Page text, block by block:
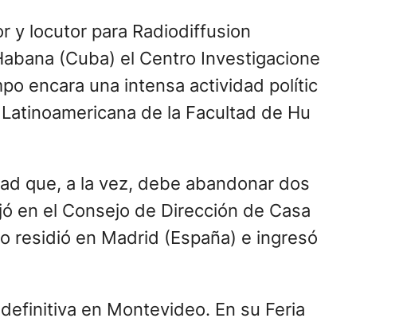
y locutor para Radiodiffusion
(Cuba) el Centro Investigacione
encara una intensa actividad polític
de la Facultad de Hu
que, a la vez, debe abandonar dos
en el Consejo de Dirección de Casa
residió en Madrid (España) e ingresó
en Montevideo. En su Feria